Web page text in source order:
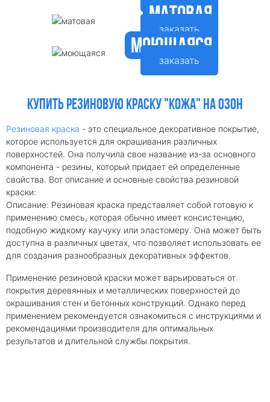
матовая
заказать
моющаяся
заказать
КУПИТЬ РЕЗИНОВУЮ КРАСКУ "КОЖА" НА ОЗОН
Резиновая краска - это специальное декоративное покрытие,
которое используется для окрашивания различных
поверхностей. Она получила свое название из-за основного
компонента - резины, который придает ей определенные
свойства. Вот описание и основные свойства резиновой
краски:
Описание: Резиновая краска представляет собой готовую к
применению смесь, которая обычно имеет консистенцию,
подобную жидкому каучуку или эластомеру. Она может быть
доступна в различных цветах, что позволяет использовать ее
для создания разнообразных декоративных эффектов.
Применение резиновой краски может варьироваться от
покрытия деревянных и металлических поверхностей до
окрашивания стен и бетонных конструкций. Однако перед
применением рекомендуется ознакомиться с инструкциями и
рекомендациями производителя для оптимальных
результатов и длительной службы покрытия.